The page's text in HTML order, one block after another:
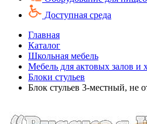
Доступная среда
Главная
Каталог
Школьная мебель
Мебель для актовых залов и
Блоки стульев
Блок стульев 3-местный, не